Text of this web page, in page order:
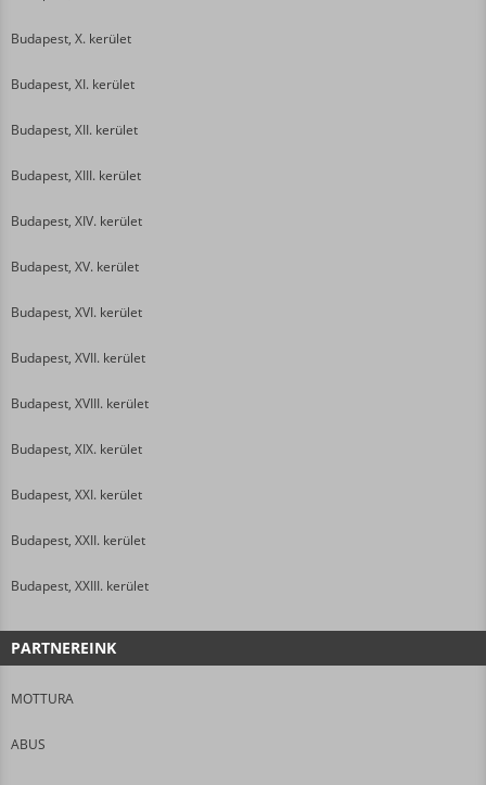
Budapest, X. kerület
Budapest, XI. kerület
Budapest, XII. kerület
Budapest, XIII. kerület
Budapest, XIV. kerület
Budapest, XV. kerület
Budapest, XVI. kerület
Budapest, XVII. kerület
Budapest, XVIII. kerület
Budapest, XIX. kerület
Budapest, XXI. kerület
Budapest, XXII. kerület
Budapest, XXIII. kerület
PARTNEREINK
MOTTURA
ABUS